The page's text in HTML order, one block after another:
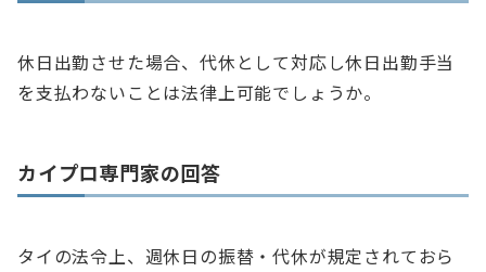
休日出勤させた場合、代休として対応し休日出勤手当
を支払わないことは法律上可能でしょうか。
カイプロ専門家の回答
タイの法令上、週休日の振替・代休が規定されておら